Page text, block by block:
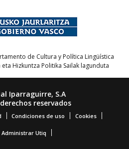
de Cultura y Política Lingüística
Hizkuntza Politika Sailak lagunduta
Iparraguirre, S.A
reservados
Condiciones de uso Cookies
Administrar Utiq